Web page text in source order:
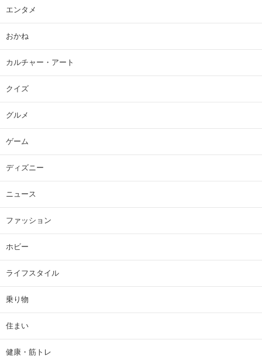
エンタメ
おかね
カルチャー・アート
クイズ
グルメ
ゲーム
ディズニー
ニュース
ファッション
ホビー
ライフスタイル
乗り物
住まい
健康・筋トレ